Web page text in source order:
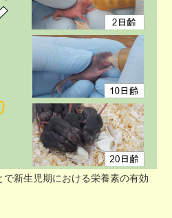
で新生児期における栄養素の有効